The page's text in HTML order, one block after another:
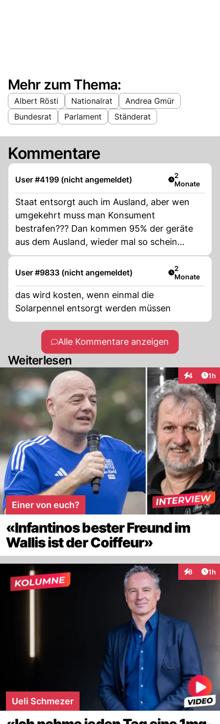
Mehr zum Thema:
Albert Rösti Nationalrat
Andrea Gmür
Bundesrat
Parlament Ständerat
Kommentare
User #4199 (nicht angemeldet) Artikel
2
Monate
Staat entsorgt auch im Ausland, aber wen
umgekehrt muss man Konsument
bestrafen??? Dan kommen 95% der geräte
aus dem Ausland, wieder mal so schein
Motion um solche shops zu Diskriminieren
die kein Wucher betreiben---
User #9833 (nicht angemeldet) Artikel
2
Monate
das wird kosten, wenn einmal die
Solarpennel entsorgt werden müssen
Alle Kommentare anzeigen
Weiterlesen
4 1h
Einer von euch?
«Infantinos bester Freund im
Wallis ist der Coiffeur»
8 1h
Ueli Schmezer